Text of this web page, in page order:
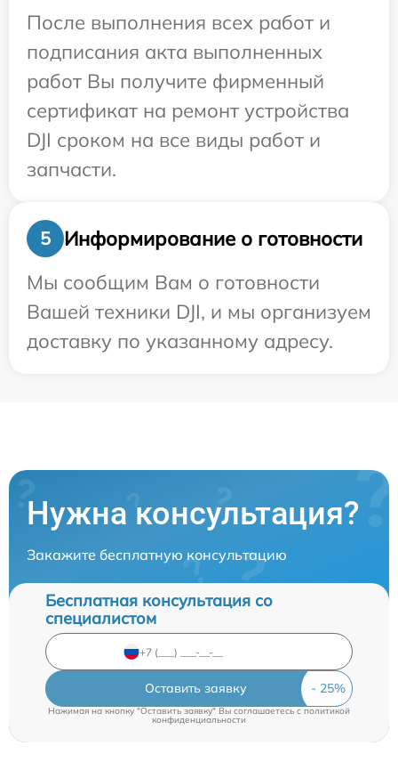
После выполнения всех работ и
подписания акта выполненных
работ Вы получите фирменный
сертификат на ремонт устройства
DJI сроком на все виды работ и
запчасти.
5
Информирование о готовности
Мы сообщим Вам о готовности
Вашей техники DJI, и мы организуем
доставку по указанному адресу.
Нужна консультация?
Закажите бесплатную консультацию
Бесплатная консультация со
специалистом
Оставить заявку
Нажимая на кнопку "Оставить заявку" Вы соглашаетесь cполитикой
конфиденциальности